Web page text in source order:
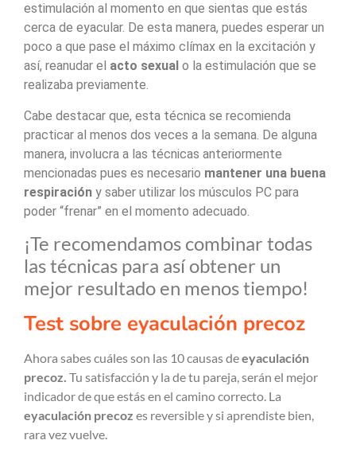
estimulación al momento en que sientas que estás
cerca de eyacular. De esta manera, puedes esperar un
poco a que pase el máximo clímax en la excitación y
así, reanudar el acto sexual o la estimulación que se
realizaba previamente.
Cabe destacar que, esta técnica se recomienda
practicar al menos dos veces a la semana. De alguna
manera, involucra a las técnicas anteriormente
mencionadas pues es necesario mantener una buena
respiración y saber utilizar los músculos PC para
poder “frenar” en el momento adecuado.
¡Te recomendamos combinar todas
las técnicas para así obtener un
mejor resultado en menos tiempo!
Test sobre eyaculación precoz
Ahora sabes cuáles son las 10 causas deeyaculación
precoz. Tu satisfacción y la de tu pareja, serán el mejor
indicador de que estás en el camino correcto. La
eyaculación precoz es reversible y si aprendiste bien,
rara vez vuelve.